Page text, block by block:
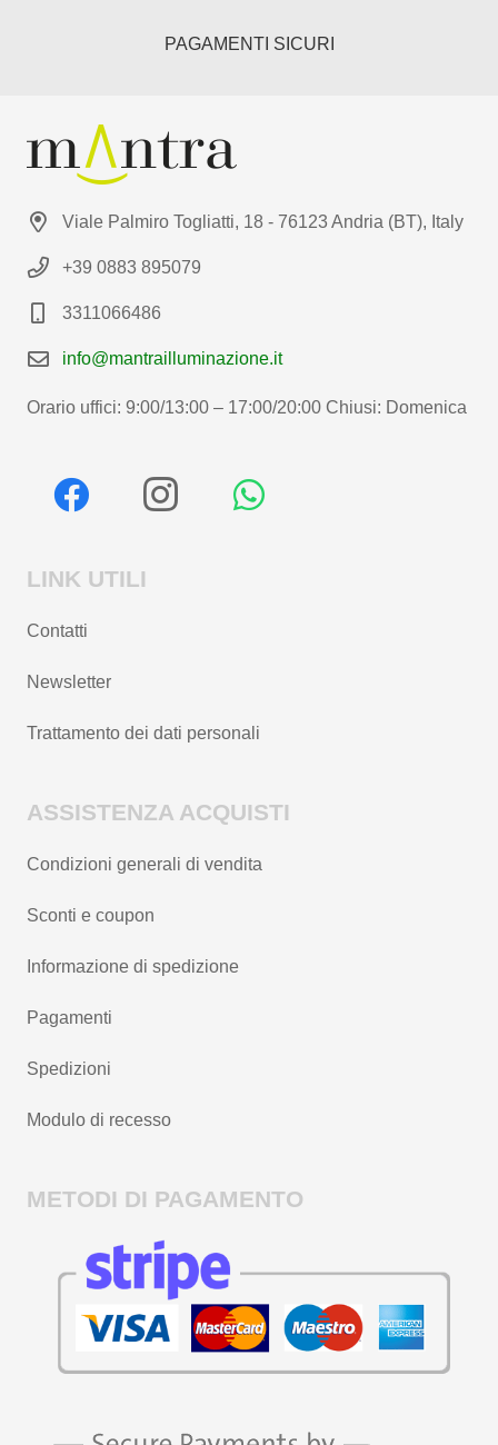
PAGAMENTI SICURI
Viale Palmiro Togliatti, 18 - 76123 Andria (BT), Italy
+39 0883 895079
3311066486
info@mantrailluminazione.it
Orario uffici: 9:00/13:00 – 17:00/20:00 Chiusi: Domenica
LINK UTILI
Contatti
Newsletter
Trattamento dei dati personali
ASSISTENZA ACQUISTI
Condizioni generali di vendita
Sconti e coupon
Informazione di spedizione
Pagamenti
Spedizioni
Modulo di recesso
METODI DI PAGAMENTO